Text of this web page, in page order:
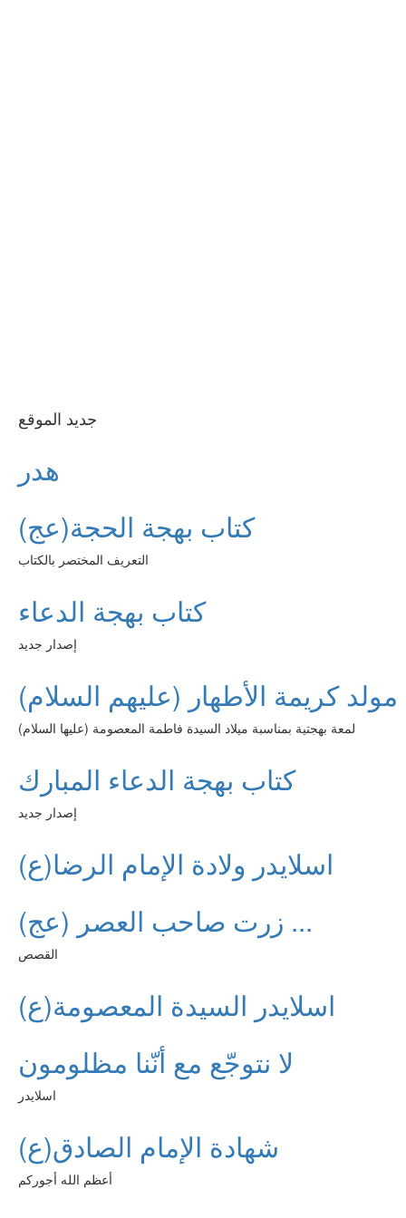
جديد الموقع
هدر
كتاب بهجة الحجة(عج)
التعريف المختصر بالكتاب
كتاب بهجة الدعاء
إصدار جديد
مولد كريمة الأطهار (عليهم السلام)
لمعة بهجتية بمناسبة ميلاد السيدة فاطمة المعصومة (عليها السلام)
كتاب بهجة الدعاء المبارك
إصدار جديد
اسلايدر ولادة الإمام الرضا(ع)
زرت صاحب العصر (عج) ...
القصص
اسلايدر السيدة المعصومة(ع)
لا نتوجّع مع أنّنا مظلومون
اسلايدر
شهادة الإمام الصادق(ع)
أعظم الله أجوركم